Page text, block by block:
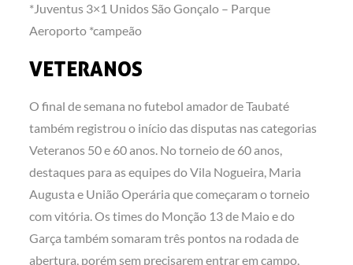
*Juventus 3×1 Unidos São Gonçalo – Parque
Aeroporto *campeão
VETERANOS
O final de semana no futebol amador de Taubaté
também registrou o início das disputas nas categorias
Veteranos 50 e 60 anos. No torneio de 60 anos,
destaques para as equipes do Vila Nogueira, Maria
Augusta e União Operária que começaram o torneio
com vitória. Os times do Monção 13 de Maio e do
Garça também somaram três pontos na rodada de
abertura, porém sem precisarem entrar em campo,